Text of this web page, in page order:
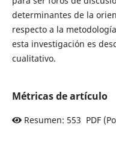
determinantes de la
respecto a la
esta investigación es
cualitativo.
Métricas de artículo
Resumen: 553 PDF